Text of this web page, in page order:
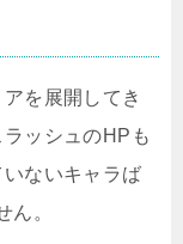
を展開してき
ッシュのHPも
ないキャラば
ん。